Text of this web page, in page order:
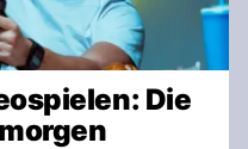
Die